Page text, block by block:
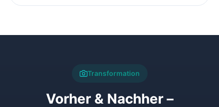
Transformation
Vorher & Nachher –